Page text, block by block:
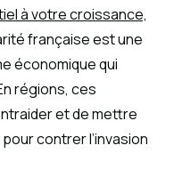
à votre croissance,
française est une
économique qui
régions, ces
et de mettre
contrer l’invasion